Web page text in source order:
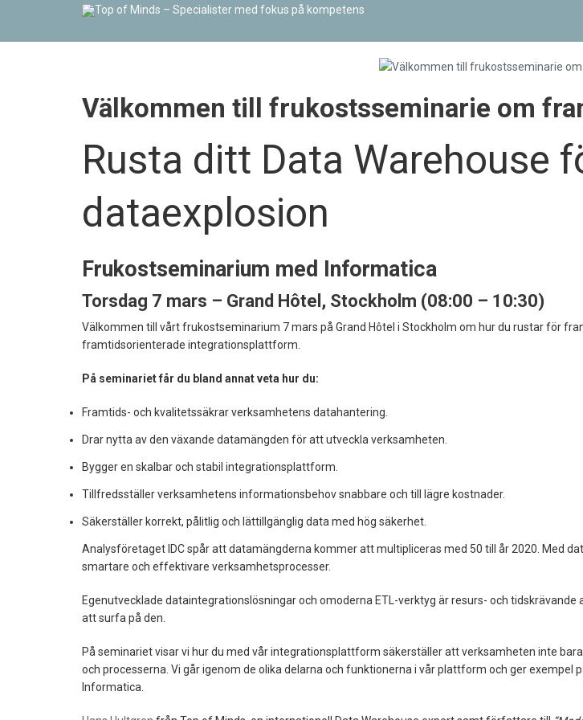
Välkommen till frukostsseminarie om
Rusta ditt Data Warehouse
dataexplosion
Frukostseminarium med Informatica
Torsdag 7 mars – Grand Hôtel, Stockholm (08:00 – 10:30)
Välkommen till vårt frukostseminarium 7 mars på Grand Hôtel i Stockholm om hur du rustar för
framtidsorienterade integrationsplattform.
På seminariet får du bland annat veta hur du:
Framtids- och kvalitetssäkrar verksamhetens datahantering.
Drar nytta av den växande datamängden för att utveckla verksamheten.
Bygger en skalbar och stabil integrationsplattform.
Tillfredsställer verksamhetens informationsbehov snabbare och till lägre kostnader.
Säkerställer korrekt, pålitlig och lättillgänglig data med hög säkerhet.
Analysföretaget IDC spår att datamängderna kommer att multipliceras med 50 till år 2020. Med
smartare och effektivare verksamhetsprocesser.
Egenutvecklade dataintegrationslösningar och omoderna ETL-verktyg är resurs- och
att surfa på den.
På seminariet visar vi hur du med vår integrationsplattform säkerställer att verksamheten inte
och processerna. Vi går igenom de olika delarna och funktionerna i vår plattform och ger
Informatica.